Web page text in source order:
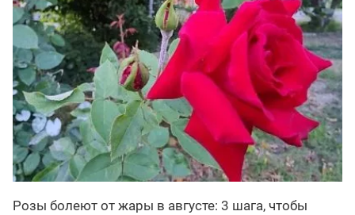
Розы болеют от жары в августе: 3 шага, чтобы